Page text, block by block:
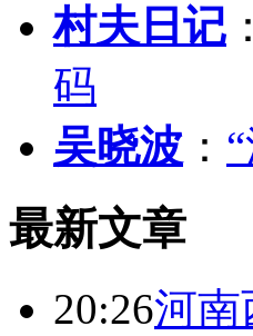
村夫日记 ：
码
吴晓波 ：
最新文章
20:26河南